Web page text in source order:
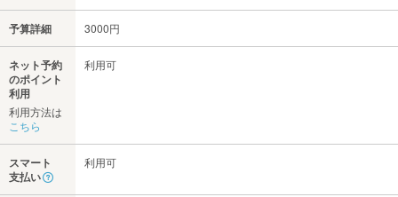
予算詳細 3000円
ネット予約
のポイント
利用
利用方法は
こちら
利用可
スマート
支払い
利用可